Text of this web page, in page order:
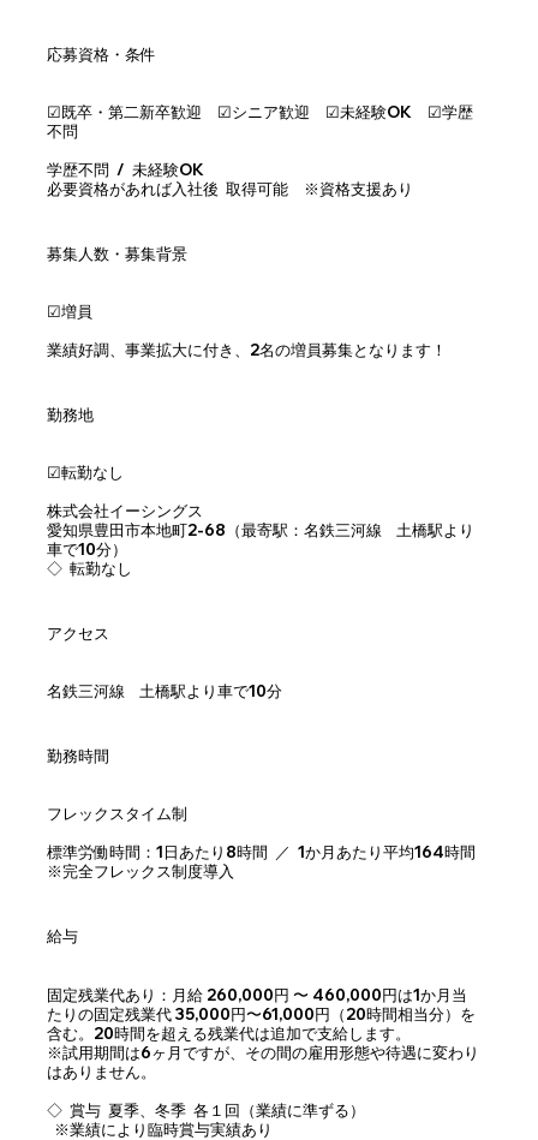
応募資格・条件
☑︎既卒・第二新卒歓迎 ☑︎シニア歓迎 ☑︎未経験OK ☑︎学歴
不問
学歴不問 / 未経験OK
必要資格があれば入社後 取得可能 ※資格支援あり
募集人数・募集背景
☑︎増員
業績好調、事業拡大に付き、2名の増員募集となります！
勤務地
☑︎転勤なし
株式会社イーシングス
愛知県豊田市本地町2-68（最寄駅：名鉄三河線 土橋駅より
車で10分）
◇ 転勤なし
アクセス
名鉄三河線 土橋駅より車で10分
勤務時間
フレックスタイム制
標準労働時間：1日あたり8時間 ／ 1か月あたり平均164時間
※完全フレックス制度導入
給与
固定残業代あり：月給 260,000円 〜 460,000円は1か月当
たりの固定残業代 35,000円〜61,000円（20時間相当分）を
含む。20時間を超える残業代は追加で支給します。
※試用期間は6ヶ月ですが、その間の雇用形態や待遇に変わり
はありません。
◇ 賞与 夏季、冬季 各１回（業績に準ずる）
※業績により臨時賞与実績あり